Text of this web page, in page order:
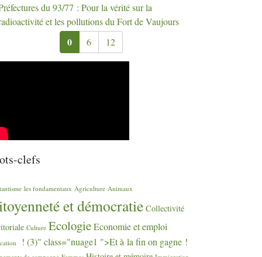
du 93/77 : Pour la vérité sur la
et les pollutions du Fort de Vaujours
0 6 12
clefs
les fondamentaux Agriculture Animaux
et démocratie Collectivité
Culture EcologieEconomie et emploi
! (3)" class="nuage1 ">Et à la fin on gagne !